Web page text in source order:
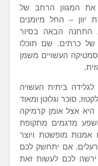
את המגוון הרחב של
שופינג 100% תוצרת יוון – החל מיומנים
התחנה הבאה בסיור
של כרתים. שם תוכלו
העשויים משמן
ביתית העשויה
סוכר וגלוטן ומאוד
אצל אומן קרמיקה
מדגמים מתקופת
אמנות מופשטת ויוצר
רעלים. אם יתחשק לכם
לכם לעשות זאת